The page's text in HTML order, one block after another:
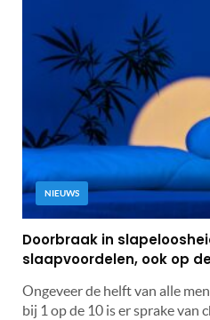
NIEUWS
Doorbraak in
slaapvoordelen, ook op
Ongeveer de helft van alle
bij 1 op de 10 is er sprake van